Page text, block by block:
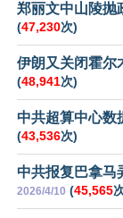
郑丽文中山陵抛
(47,230次)
伊朗又关闭霍尔
(48,941次)
中共超算中心数
(43,536次)
中共报复巴拿马
2026/4/10 (45,565